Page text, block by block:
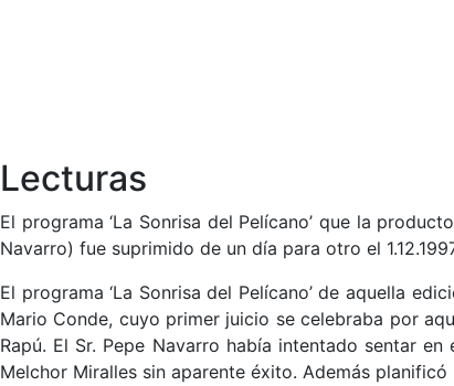
Lecturas
El programa ‘La Sonrisa del Pelícano’ que la
Navarro) fue suprimido de un día para otro el
El programa ‘La Sonrisa del Pelícano’ de aquella
Mario Conde, cuyo primer juicio se celebraba por
Rapú. El Sr. Pepe Navarro había intentado sentar
Melchor Miralles sin aparente éxito. Además